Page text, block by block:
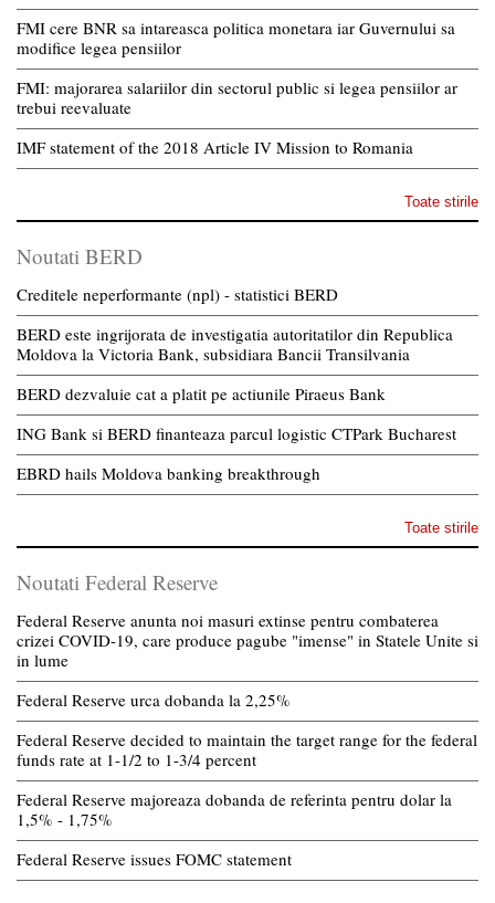
FMI cere BNR sa intareasca politica monetara iar Guvernului sa
modifice legea pensiilor
FMI: majorarea salariilor din sectorul public si legea pensiilor ar
trebui reevaluate
IMF statement of the 2018 Article IV Mission to Romania
Toate stirile
Noutati BERD
Creditele neperformante (npl) - statistici BERD
BERD este ingrijorata de investigatia autoritatilor din Republica
Moldova la Victoria Bank, subsidiara Bancii Transilvania
BERD dezvaluie cat a platit pe actiunile Piraeus Bank
ING Bank si BERD finanteaza parcul logistic CTPark Bucharest
EBRD hails Moldova banking breakthrough
Toate stirile
Noutati Federal Reserve
Federal Reserve anunta noi masuri extinse pentru combaterea
crizei COVID-19, care produce pagube "imense" in Statele Unite si
in lume
Federal Reserve urca dobanda la 2,25%
Federal Reserve decided to maintain the target range for the federal
funds rate at 1-1/2 to 1-3/4 percent
Federal Reserve majoreaza dobanda de referinta pentru dolar la
1,5% - 1,75%
Federal Reserve issues FOMC statement